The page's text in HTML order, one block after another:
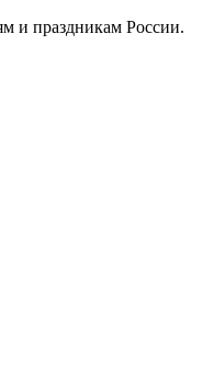
и праздникам России.